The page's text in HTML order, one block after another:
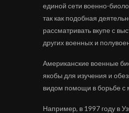
единой сети военно-
так как подобная
рассматривать вкупе с
других военных и
Американские военные
якобы для изучения и
видом помощи в борьбе с
Например, в 1997 году в